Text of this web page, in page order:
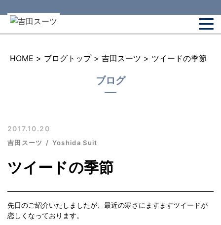
HOME > ブログトップ > 吉田スーツ > ツイードの季節
ブログ
2017.10.20
吉田スーツ Yoshida Suit
ツイードの季節
先日のご紹介いたしましたが、最近の寒さにますますツイードが
恋しくなっております。